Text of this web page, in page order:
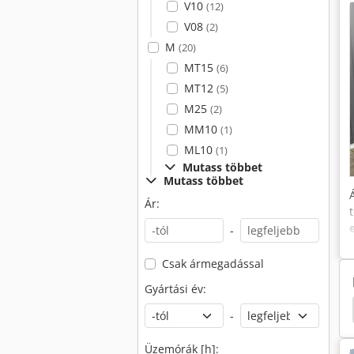
V10 (12)
V08 (2)
M (20)
MT15 (6)
MT12 (5)
M25 (2)
MM10 (1)
ML10 (1)
Mutass többet
Mutass többet
Ár:
-
Csak ármegadással
Gyártási év:
-
Üzemórák [h]:
Linde E20L Linde T25Fp